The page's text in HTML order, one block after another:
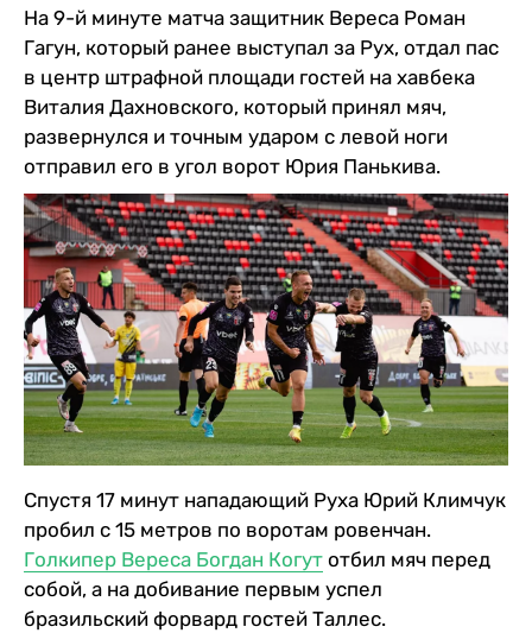
На 9-й минуте матча защитник Вереса Роман
Гагун, который ранее выступал за Рух, отдал пас
в центр штрафной площади гостей на хавбека
Виталия Дахновского, который принял мяч,
развернулся и точным ударом с левой ноги
отправил его в угол ворот Юрия Панькива.
Спустя 17 минут нападающий Руха Юрий Климчук
пробил с 15 метров по воротам ровенчан.
Голкипер Вереса Богдан Когут отбил мяч перед
собой, а на добивание первым успел
бразильский форвард гостей Таллес.